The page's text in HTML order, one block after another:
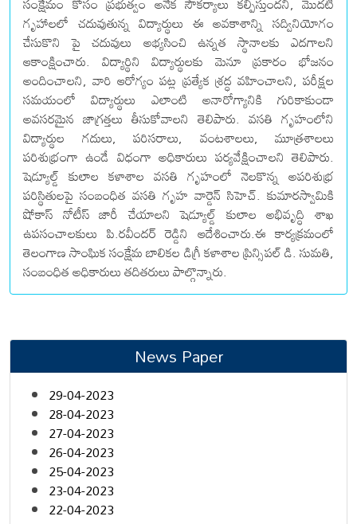
గృహాలలో చదువుతున్న విద్యార్థులు ఈ అవకాశాన్ని సద్వినియోగం
చేసుకొని పై చదువులు అభ్యసించి ఉన్నత స్థానాలకు ఎదగాలని
ఆకాంక్షించారు. విద్యార్థిని విద్యార్థులకు మెనూ ప్రకారం భోజనం
అందించాలని, వారి ఆరోగ్యం పట్ల ప్రత్యేక శ్రద్ధ వహించాలని, పరీక్షల
సమయంలో విద్యార్థులు ఎలాంటి అనారోగ్యానికి గురికాకుండా
అవసరమైన జాగ్రత్తలు తీసుకోవాలని తెలిపారు. వసతి గృహంలోని
విద్యార్థుల గదులు, పరిసరాలు, వంటశాలలు, మూత్రశాలలు
పరిశుభ్రంగా ఉండే విధంగా అధికారులు పర్యవేక్షించాలని తెలిపారు.
షెడ్యూల్డ్ కులాల కళాశాల వసతి గృహంలో నెలకొన్న అపరిశుభ్ర
పరిస్థితులపై సంబంధిత వసతి గృహ వార్డెన్ సిహెచ్. కుమారస్వామికి
షోకాస్ నోటీస్ జారీ చేయాలని షెడ్యూల్డ్ కులాల అభివృద్ధి శాఖ
ఉపసంచాలకులు పి.రవీందర్ రెడ్డిని ఆదేశించారు.ఈ కార్యక్రమంలో
తెలంగాణ సాంఘిక సంక్షేమ బాలికల డిగ్రీ కళాశాల ప్రిన్సిపల్ డి. సుమతి,
సంబంధిత అధికారులు తదితరులు పాల్గొన్నారు.
News Paper
29-04-2023
28-04-2023
27-04-2023
26-04-2023
25-04-2023
23-04-2023
22-04-2023